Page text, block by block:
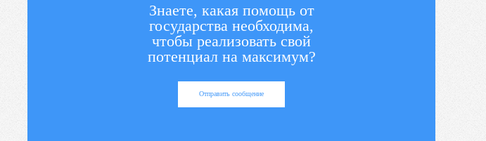
Знаете, какая помощь от
государства необходима,
чтобы реализовать свой
потенциал на максимум?
Отправить сообщение